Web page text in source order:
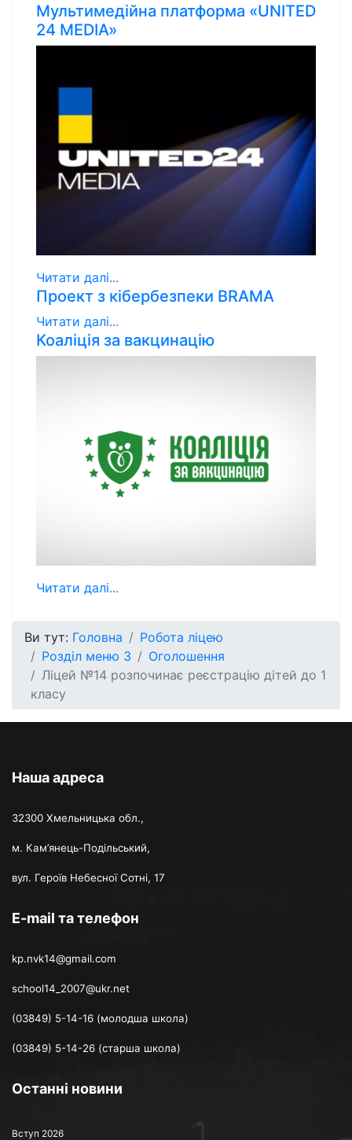
Мультимедійна платформа «UNITED
24 MEDIA»
Читати далі...
Проект з кібербезпеки BRAMA
Читати далі...
Коаліція за вакцинацію
Читати далі...
Ви тут: Головна
Робота ліцею
Розділ меню 3
Оголошення
Ліцей №14 розпочинає реєстрацію дітей до 1
класу
Наша адреса
32300 Хмельницька обл.,
м. Кам’янець-Подільський,
вул. Героїв Небесної Сотні, 17
E-mail та телефон
kp.nvk14@gmail.com
school14_2007@ukr.net
(03849) 5-14-16 (молодша школа)
(03849) 5-14-26 (старша школа)
Останні новини
Вступ 2026